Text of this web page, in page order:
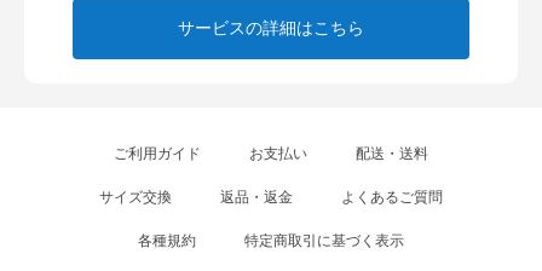
サービスの詳細はこちら
ご利用ガイド お支払い 配送・送料
サイズ交換 返品・返金 よくあるご質問
各種規約 特定商取引に基づく表示